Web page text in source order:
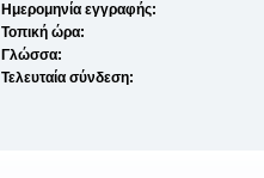
Ημερομηνία εγγραφής:
Τοπική ώρα:
Γλώσσα:
Τελευταία σύνδεση: